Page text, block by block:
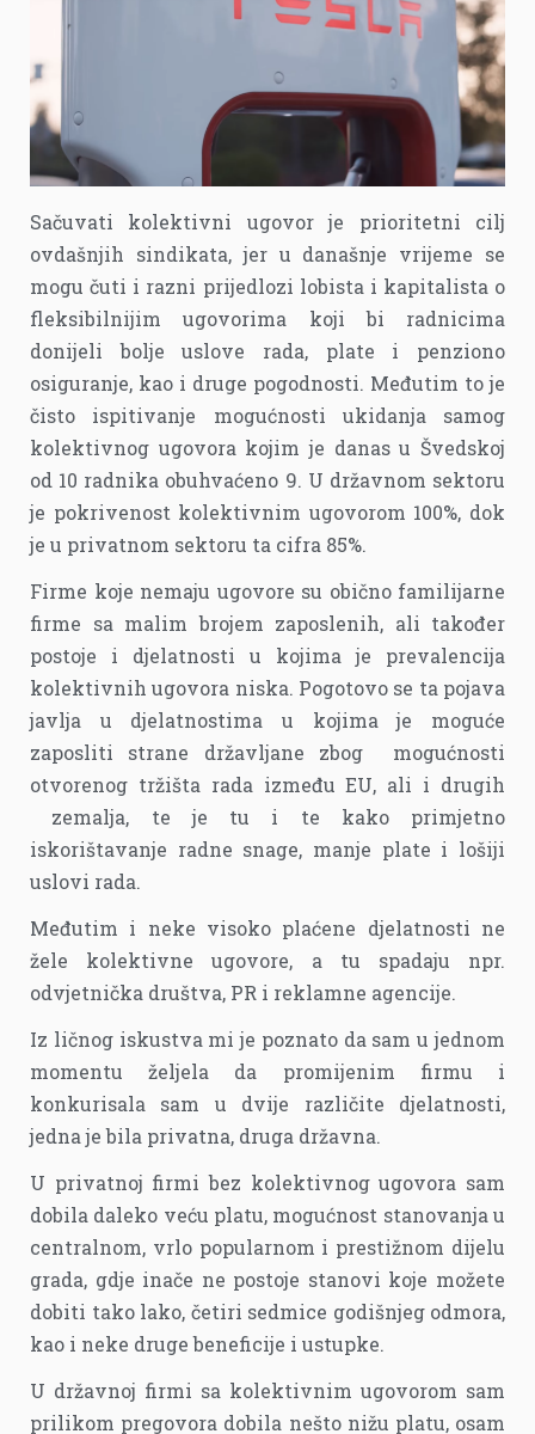
Sačuvati kolektivni ugovor je prioritetni cilj
ovdašnjih sindikata, jer u današnje vrijeme se
mogu čuti i razni prijedlozi lobista i kapitalista o
fleksibilnijim ugovorima koji bi radnicima
donijeli bolje uslove rada, plate i penziono
osiguranje, kao i druge pogodnosti. Međutim to je
čisto ispitivanje mogućnosti ukidanja samog
kolektivnog ugovora kojim je danas u Švedskoj
od 10 radnika obuhvaćeno 9. U državnom sektoru
je pokrivenost kolektivnim ugovorom 100%, dok
je u privatnom sektoru ta cifra 85%.
Firme koje nemaju ugovore su obično familijarne
firme sa malim brojem zaposlenih, ali također
postoje i djelatnosti u kojima je prevalencija
kolektivnih ugovora niska. Pogotovo se ta pojava
javlja u djelatnostima u kojima je moguće
zaposliti strane državljane zbog mogućnosti
otvorenog tržišta rada između EU, ali i drugih
zemalja, te je tu i te kako primjetno
iskorištavanje radne snage, manje plate i lošiji
uslovi rada.
Međutim i neke visoko plaćene djelatnosti ne
žele kolektivne ugovore, a tu spadaju npr.
odvjetnička društva, PR i reklamne agencije.
Iz ličnog iskustva mi je poznato da sam u jednom
momentu željela da promijenim firmu i
konkurisala sam u dvije različite djelatnosti,
jedna je bila privatna, druga državna.
U privatnoj firmi bez kolektivnog ugovora sam
dobila daleko veću platu, mogućnost stanovanja u
centralnom, vrlo popularnom i prestižnom dijelu
grada, gdje inače ne postoje stanovi koje možete
dobiti tako lako, četiri sedmice godišnjeg odmora,
kao i neke druge beneficije i ustupke.
U državnoj firmi sa kolektivnim ugovorom sam
prilikom pregovora dobila nešto nižu platu, osam